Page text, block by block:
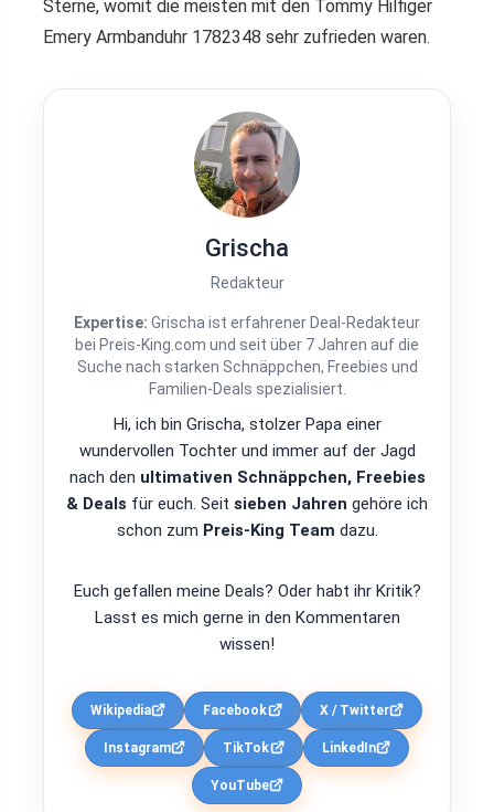
Sterne, womit die meisten mit den Tommy Hilfiger
Emery Armbanduhr 1782348 sehr zufrieden waren.
Grischa
Redakteur
Expertise: Grischa ist erfahrener Deal-Redakteur
bei Preis-King.com und seit über 7 Jahren auf die
Suche nach starken Schnäppchen, Freebies und
Familien-Deals spezialisiert.
Hi, ich bin Grischa, stolzer Papa einer
wundervollen Tochter und immer auf der Jagd
nach den ultimativen Schnäppchen, Freebies
& Deals für euch. Seit sieben Jahren gehöre ich
schon zum Preis-King Team dazu.
Euch gefallen meine Deals? Oder habt ihr Kritik?
Lasst es mich gerne in den Kommentaren
wissen!
Wikipedia Facebook X / Twitter
Instagram TikTok LinkedIn
YouTube